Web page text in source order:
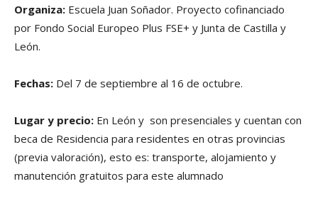
Organiza: Escuela Juan Soñador. Proyecto cofinanciado
por Fondo Social Europeo Plus FSE+ y Junta de Castilla y
León.
Fechas: Del 7 de septiembre al 16 de octubre.
Lugar y precio: En León y son presenciales y cuentan con
beca de Residencia para residentes en otras provincias
(previa valoración), esto es: transporte, alojamiento y
manutención gratuitos para este alumnado